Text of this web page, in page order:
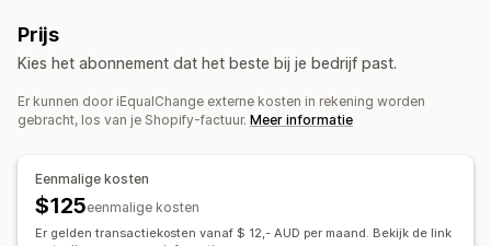
Donatiebeheer
Donatiebewijzen Impact volgen Analytics
Dashboards
Aanpassing
Landingspagina's Badges
Campagnes E-mailmeldingen
Prijs
Kies het abonnement dat het beste bij je bedrijf past.
Er kunnen door iEqualChange externe kosten in rekening worden
gebracht, los van je Shopify-factuur. Meer informatie
Eenmalige kosten
$125eenmalige kosten
Er gelden transactiekosten vanaf $ 12,- AUD per maand. Bekijk de link